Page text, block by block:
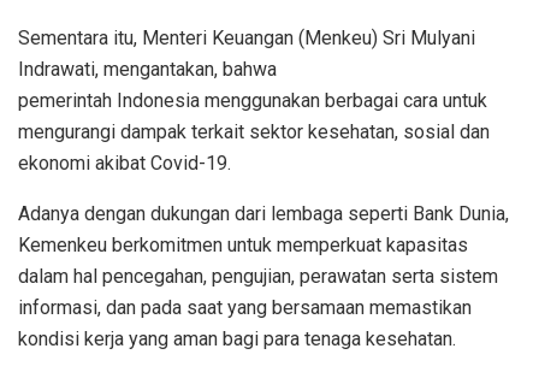
Sementara itu, Menteri Keuangan (Menkeu) Sri Mulyani
Indrawati, mengantakan, bahwa
pemerintah Indonesia menggunakan berbagai cara untuk
mengurangi dampak terkait sektor kesehatan, sosial dan
ekonomi akibat Covid-19.
Adanya dengan dukungan dari lembaga seperti Bank Dunia,
Kemenkeu berkomitmen untuk memperkuat kapasitas
dalam hal pencegahan, pengujian, perawatan serta sistem
informasi, dan pada saat yang bersamaan memastikan
kondisi kerja yang aman bagi para tenaga kesehatan.